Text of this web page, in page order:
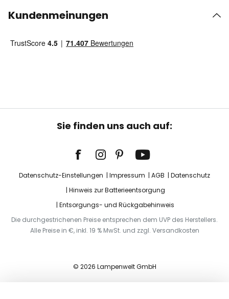
Kundenmeinungen
Sie finden uns auch auf:
Datenschutz-Einstellungen Impressum AGB
Datenschutz
Hinweis zur Batterieentsorgung
Entsorgungs- und Rückgabehinweis
Die durchgestrichenen Preise entsprechen dem UVP des Herstellers.
Alle Preise in €, inkl. 19 % MwSt. und zzgl. Versandkosten
© 2026 Lampenwelt GmbH